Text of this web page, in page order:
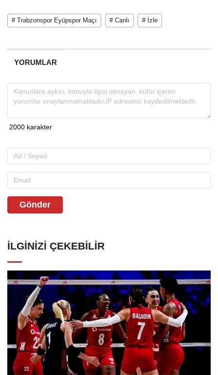
# Trabzonspor Eyüpspor Maçı # Canlı # İzle
YORUMLAR
Gönder
İLGINIZI ÇEKEBILIR